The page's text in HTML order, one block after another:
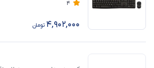
4
4,902,000 تومان